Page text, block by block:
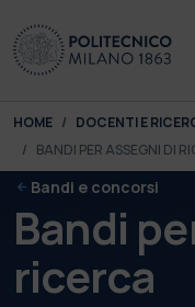
You are here:
HOME DOCENTI E
BANDI PER ASSEGNI DI
Bandi e concorsi
Bandi
ricerca